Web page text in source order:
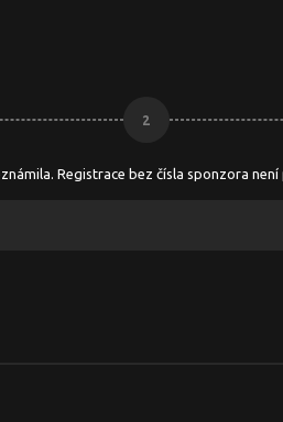
2
Registrace bez čísla sponzora není